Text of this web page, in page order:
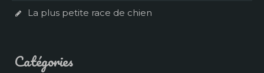
La plus petite race de chien
Catégories